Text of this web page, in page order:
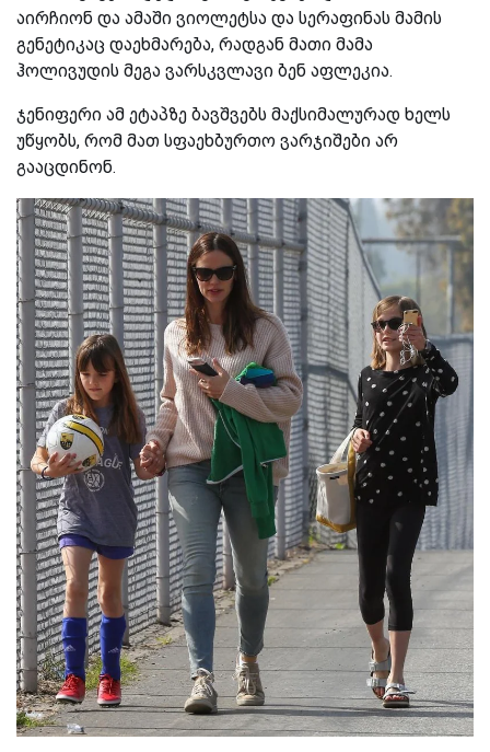
აირჩიონ და ამაში ვიოლეტსა და სერაფინას მამის
გენეტიკაც დაეხმარება, რადგან მათი მამა
ჰოლივუდის მეგა ვარსკვლავი ბენ აფლეკია.
ჯენიფერი ამ ეტაპზე ბავშვებს მაქსიმალურად ხელს
უწყობს, რომ მათ სფაეხბურთო ვარჯიშები არ
გააცდინონ.